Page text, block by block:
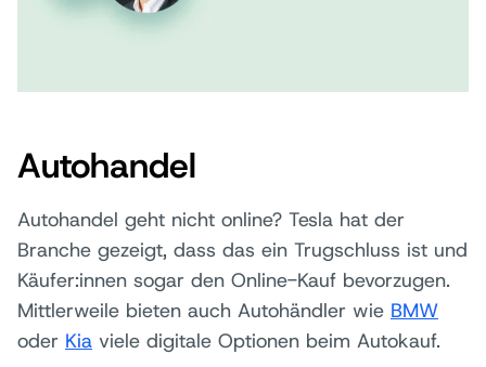
Autohandel
Autohandel geht nicht online? Tesla hat der
Branche gezeigt, dass das ein Trugschluss ist und
Käufer:innen sogar den Online-Kauf bevorzugen.
Mittlerweile bieten auch Autohändler wie BMW
oder Kia viele digitale Optionen beim Autokauf.